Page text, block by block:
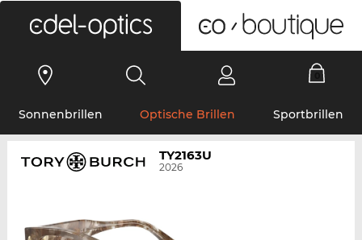
Sonnenbrillen Optische Brillen Sportbrillen
TY2163U
2026